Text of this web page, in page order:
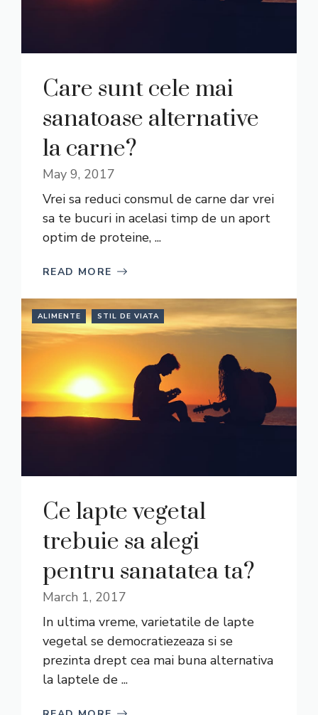
Care sunt cele mai
sanatoase alternative
la carne?
May 9, 2017
Vrei sa reduci consmul de carne dar vrei
sa te bucuri in acelasi timp de un aport
optim de proteine, ...
READ MORE
ALIMENTE STIL DE VIATA
Ce lapte vegetal
trebuie sa alegi
pentru sanatatea ta?
March 1, 2017
In ultima vreme, varietatile de lapte
vegetal se democratiezeaza si se
prezinta drept cea mai buna alternativa
la laptele de ...